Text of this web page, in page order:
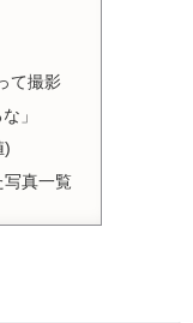
て撮影
」
)
写真一覧